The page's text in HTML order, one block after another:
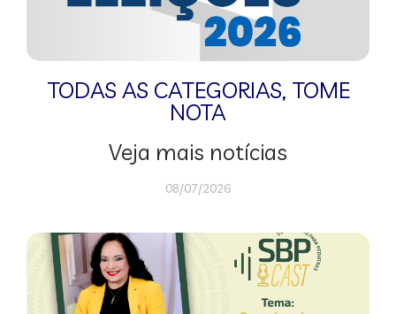
TODAS AS CATEGORIAS, TOME
NOTA
Veja mais notícias
08/07/2026